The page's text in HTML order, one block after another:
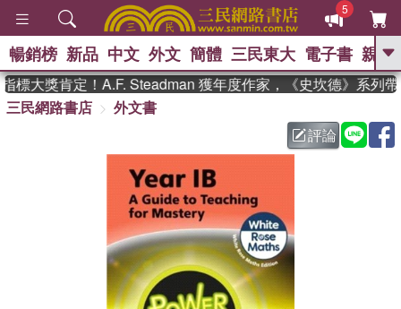
5
GO
父親節 、 如果歷
暑期推薦 、 國際布克
獎 臺灣漫遊錄
登輝時代
偉大的迷走神經
暢銷榜 新品 中文 外文 簡體 三民東大 電子書 親子
大獎肯定！A.F. Steadman 獲年度作家，《史坎德》系列帶
三民網路書店
外文書
評論